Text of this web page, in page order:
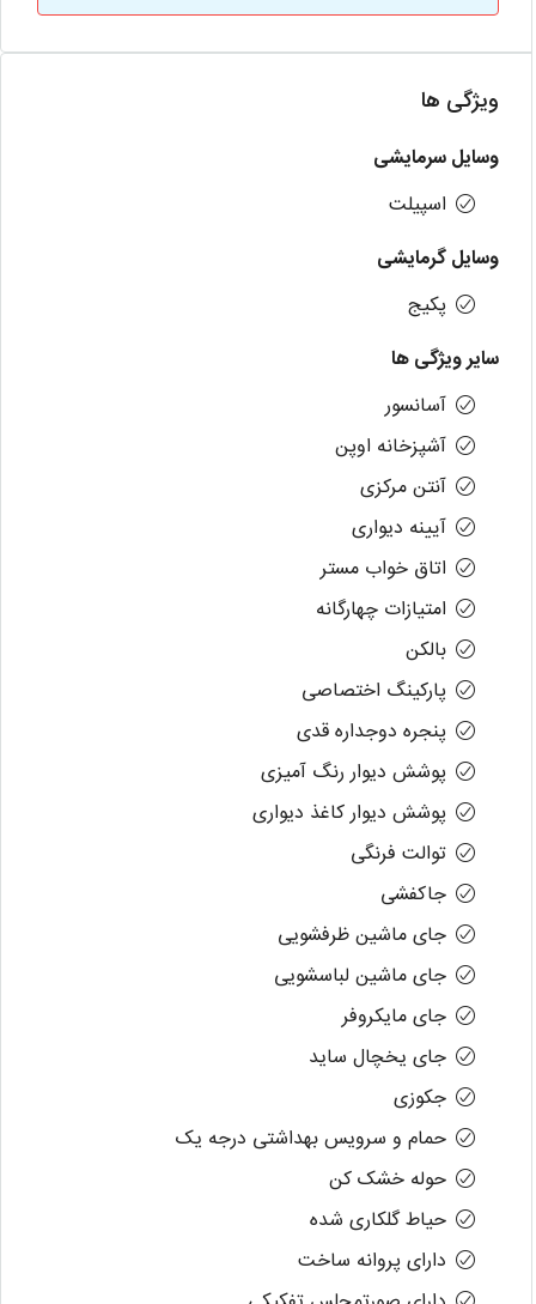
ویژگی ها
وسایل سرمایشی
اسپیلت
وسایل گرمایشی
پکیج
سایر ویژگی ها
آسانسور
آشپزخانه اوپن
آنتن مرکزی
آیینه دیواری
اتاق خواب مستر
امتیازات چهارگانه
بالکن
پارکینگ اختصاصی
پنجره دوجداره قدی
پوشش دیوار رنگ آمیزی
پوشش دیوار کاغذ دیواری
توالت فرنگی
جاکفشی
جای ماشین ظرفشویی
جای ماشین لباسشویی
جای مایکروفر
جای یخچال ساید
جکوزی
حمام و سرویس بهداشتی درجه یک
حوله خشک کن
حیاط گلکاری شده
دارای پروانه ساخت